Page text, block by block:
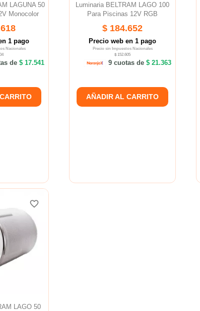
LAGUNA 50
Monocolor
1 pago
Nacionales
de $ 17.541
Luminaria BELTRAM LAGO 100
Para Piscinas 12V RGB
$ 184.652
Precio web en 1 pago
Precio sin Impuestos Nacionales
$ 152.605
9 cuotas de $ 21.363
AÑADIR AL CARRITO
LAGO 50
favorite_border
favorite_border